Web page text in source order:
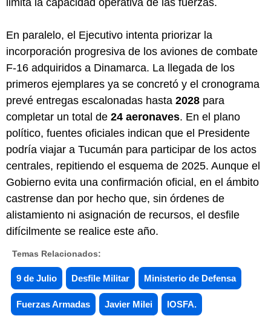
En paralelo, el Ejecutivo intenta priorizar la
incorporación progresiva de los aviones de combate
F-16 adquiridos a Dinamarca. La llegada de los
primeros ejemplares ya se concretó y el cronograma
prevé entregas escalonadas hasta 2028 para
completar un total de 24 aeronaves. En el plano
político, fuentes oficiales indican que el Presidente
podría viajar a Tucumán para participar de los actos
centrales, repitiendo el esquema de 2025. Aunque el
Gobierno evita una confirmación oficial, en el ámbito
castrense dan por hecho que, sin órdenes de
alistamiento ni asignación de recursos, el desfile
difícilmente se realice este año.
Temas Relacionados:
9 de Julio Desfile Militar Ministerio de Defensa
Fuerzas Armadas Javier Milei IOSFA.